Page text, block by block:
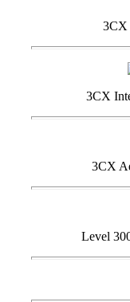
3CX
3CX
3CX
Level